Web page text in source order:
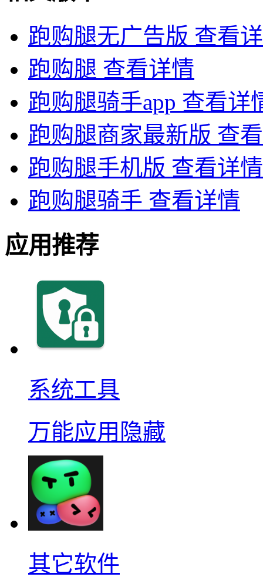
跑购腿无广告版 查看
跑购腿 查看详情
跑购腿骑手app 查看详
跑购腿商家最新版 查
跑购腿手机版 查看详情
跑购腿骑手 查看详情
应用推荐
系统工具
万能应用隐藏
其它软件